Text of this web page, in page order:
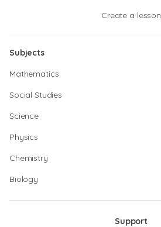
Create a lesson
Subjects
Mathematics
Social Studies
Science
Physics
Chemistry
Biology
Support